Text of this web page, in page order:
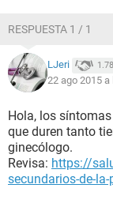
RESPUESTA 1 / 1
LJeri
22 ago 2015 a
Hola, los
que duren tanto
ginecólogo.
Revisa: https://
secundarios-de-